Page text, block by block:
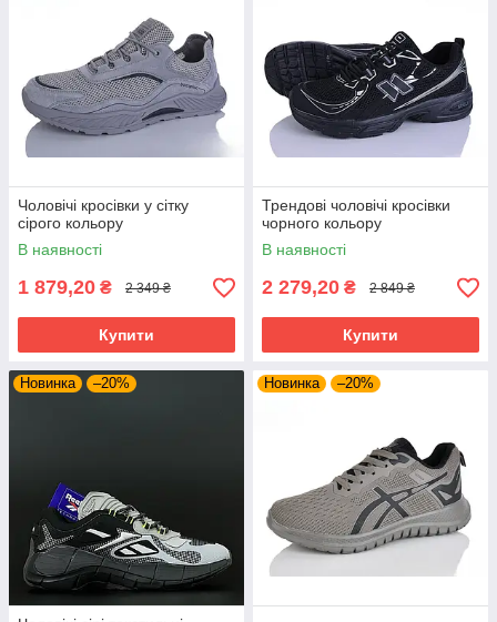
Чоловічі кросівки у сітку
сірого кольору
В наявності
1 879,20 ₴ 2 349 ₴
Купити
Трендові чоловічі кросівки
чорного кольору
В наявності
2 279,20 ₴ 2 849 ₴
Купити
Новинка –20% Новинка –20%